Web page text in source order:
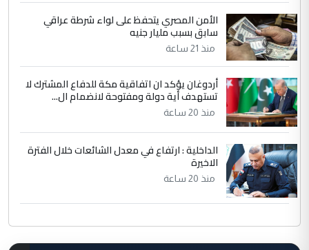
الأمن المصري يتحفظ على لواء شرطة عراقي
سابق بسبب مليار جنيه
منذ 21 ساعة
أردوغان يؤكد ان اتفاقية مكة للدفاع المشترك لا
تستهدف أية دولة ومفتوحة لانضمام ال...
منذ 20 ساعة
الداخلية : ارتفاع في معدل الشائعات خلال الفترة
الاخيرة
منذ 20 ساعة